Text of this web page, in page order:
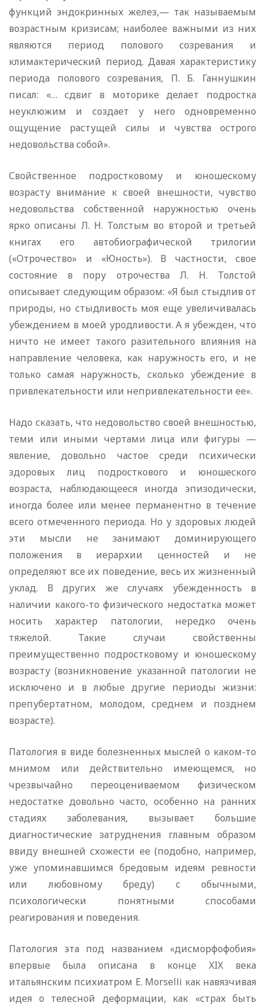
функций эндокринных желез,— так называемым
возрастным кризисам; наиболее важными из них
являются период полового созревания и
климактерический период. Давая характеристику
периода полового созревания, П. Б. Ганнушкин
писал: «… сдвиг в моторике делает подростка
неуклюжим и создает у него одновременно
ощущение растущей силы и чувства острого
недовольства собой».
Свойственное подростковому и юношескому
возрасту внимание к своей внешности, чувство
недовольства собственной наружностью очень
ярко описаны Л. Н. Толстым во второй и третьей
книгах его автобиографической трилогии
(«Отрочество» и «Юность»). В частности, свое
состояние в пору отрочества Л. Н. Толстой
описывает следующим образом: «Я был стыдлив от
природы, но стыдливость моя еще увеличивалась
убеждением в моей уродливости. А я убежден, что
ничто не имеет такого разительного влияния на
направление человека, как наружность его, и не
только самая наружность, сколько убеждение в
привлекательности или непривлекательности ее».
Надо сказать, что недовольство своей внешностью,
теми или иными чертами лица или фигуры —
явление, довольно частое среди психически
здоровых лиц подросткового и юношеского
возраста, наблюдающееся иногда эпизодически,
иногда более или менее перманентно в течение
всего отмеченного периода. Но у здоровых людей
эти мысли не занимают доминирующего
положения в иерархии ценностей и не
определяют все их поведение, весь их жизненный
уклад. В других же случаях убежденность в
наличии какого-то физического недостатка может
носить характер патологии, нередко очень
тяжелой. Такие случаи свойственны
преимущественно подростковому и юношескому
возрасту (возникновение указанной патологии не
исключено и в любые другие периоды жизни:
препубертатном, молодом, среднем и позднем
возрасте).
Патология в виде болезненных мыслей о каком-то
мнимом или действительно имеющемся, но
чрезвычайно переоцениваемом физическом
недостатке довольно часто, особенно на ранних
стадиях заболевания, вызывает большие
диагностические затруднения главным образом
ввиду внешней схожести ее (подобно, например,
уже упоминавшимся бредовым идеям ревности
или любовному бреду) с обычными,
психологически понятными способами
реагирования и поведения.
Патология эта под названием «дисморфофобия»
впервые была описана в конце XIX века
итальянским психиатром Е. Morselli как навязчивая
идея о телесной деформации, как «страх быть